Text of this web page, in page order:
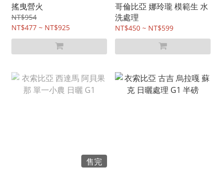
搖曳營火
NT$954
NT$477 ~ NT$925
哥倫比亞 娜玲瓏 模範生 水
洗處理
NT$450 ~ NT$599
售完